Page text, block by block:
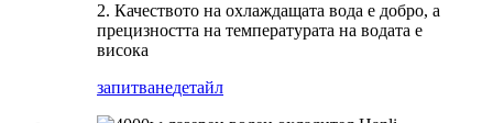
2. Качеството на охлаждащата вода е добро, а
прецизността на температурата на водата е
висока
запитванедетайл